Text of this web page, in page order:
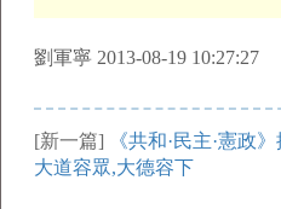
劉軍寧 2013-08-19 10:27:27
[新一篇]
《共和·民主·憲政》
大道容眾,大德容下